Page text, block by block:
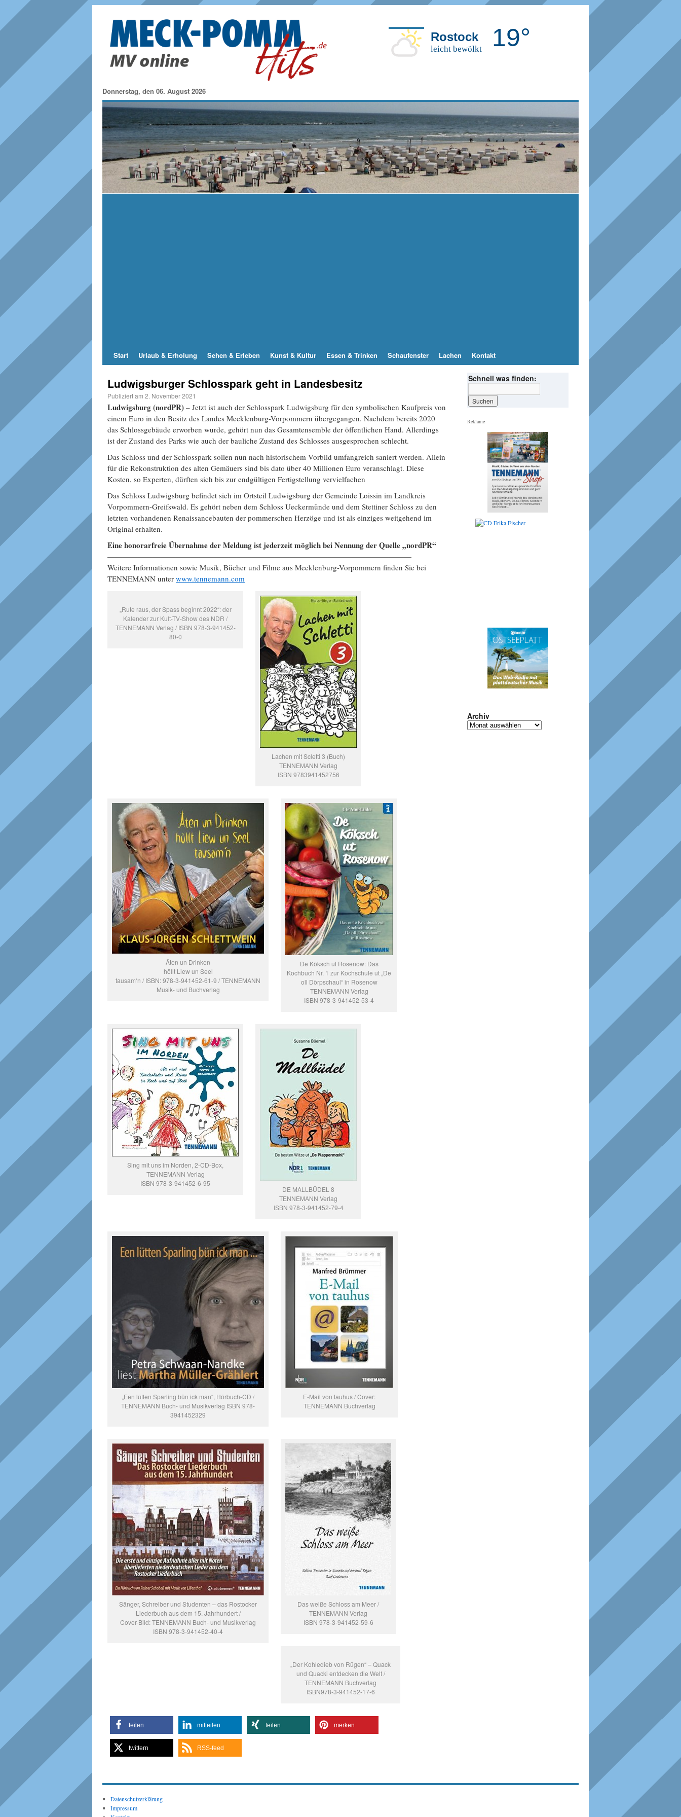
Donnerstag, den 06. August 2026
Rostock
leicht bewölkt 19°
Start Urlaub & Erholung Sehen & Erleben Kunst & Kultur Essen & Trinken Schaufenster Lachen Kontakt
Ludwigsburger Schlosspark geht in Landesbesitz
Publiziert am 2. November 2021
Ludwigsburg (nordPR) – Jetzt ist auch der Schlosspark Ludwigsburg für den symbolischen Kaufpreis von
einem Euro in den Besitz des Landes Mecklenburg-Vorpommern übergegangen. Nachdem bereits 2020
das Schlossgebäude erworben wurde, gehört nun das Gesamtensemble der öffentlichen Hand. Allerdings
ist der Zustand des Parks wie auch der bauliche Zustand des Schlosses ausgesprochen schlecht.
Das Schloss und der Schlosspark sollen nun nach historischem Vorbild umfangreich saniert werden. Allein
für die Rekonstruktion des alten Gemäuers sind bis dato über 40 Millionen Euro veranschlagt. Diese
Kosten, so Experten, dürften sich bis zur endgültigen Fertigstellung vervielfachen
Das Schloss Ludwigsburg befindet sich im Ortsteil Ludwigsburg der Gemeinde Loissin im Landkreis
Vorpommern-Greifswald. Es gehört neben dem Schloss Ueckermünde und dem Stettiner Schloss zu den
letzten vorhandenen Renaissancebauten der pommerschen Herzöge und ist als einziges weitgehend im
Original erhalten.
Eine honorarfreie Übernahme der Meldung ist jederzeit möglich bei Nennung der Quelle „nordPR“
————————————————————————————————————————
Weitere Informationen sowie Musik, Bücher und Filme aus Mecklenburg-Vorpommern finden Sie bei
TENNEMANN unter www.tennemann.com
„Rute raus, der Spass beginnt 2022“: der
Kalender zur Kult-TV-Show des NDR /
TENNEMANN Verlag / ISBN 978-3-941452-
80-0
Lachen mit Scletti 3 (Buch)
TENNEMANN Verlag
ISBN 9783941452756
Äten un Drinken
höllt Liew un Seel
tausam‘n / ISBN: 978-3-941452-61-9 / TENNEMANN
Musik- und Buchverlag
De Köksch ut Rosenow: Das
Kochbuch Nr. 1 zur Kochschule ut „De
oll Dörpschaul“ in Rosenow
TENNEMANN Verlag
ISBN 978-3-941452-53-4
Sing mit uns im Norden, 2-CD-Box,
TENNEMANN Verlag
ISBN 978-3-941452-6-95
DE MALLBÜDEL 8
TENNEMANN Verlag
ISBN 978-3-941452-79-4
„Een lütten Sparling bün ick man“, Hörbuch-CD /
TENNEMANN Buch- und Musikverlag ISBN 978-
3941452329
E-Mail von tauhus / Cover:
TENNEMANN Buchverlag
Sänger, Schreiber und Studenten – das Rostocker
Liederbuch aus dem 15. Jahrhundert /
Cover-Bild: TENNEMANN Buch- und Musikverlag
ISBN 978-3-941452-40-4
Das weiße Schloss am Meer /
TENNEMANN Verlag
ISBN 978-3-941452-59-6
„Der Kohledieb von Rügen“ – Quack
und Quacki entdecken die Welt /
TENNEMANN Buchverlag
ISBN978-3-941452-17-6
teilen mitteilen teilen merken
twittern RSS-feed
Schnell was finden:
Reklame
Archiv
Datenschutzerklärung
Impressum